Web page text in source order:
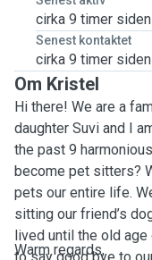
cirka 9 timer siden
Senest kontaktet
cirka 9 timer siden
Om Kristel
Hi there! We are a
daughter Suvi and I
the past 9
become pet sitters? Well both
pets our entire life.
sitting our friend’s dogs. I’ve had 2 dogs both of
lived until the old
Warm regards,